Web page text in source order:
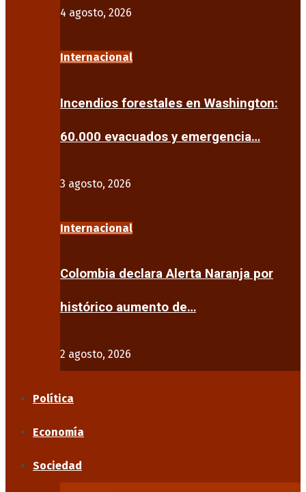
4 agosto, 2026
Internacional
Incendios forestales en Washington:
60.000 evacuados y emergencia…
3 agosto, 2026
Internacional
Colombia declara Alerta Naranja por
histórico aumento de…
2 agosto, 2026
Política
Economía
Sociedad